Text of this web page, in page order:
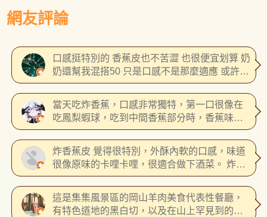
網友評論
口感挺特別的 香蕉皮也不苦澀 也很便宜划算 奶
奶還幫我混搭50 只是口感不是那麼適應 或許酥
皮可以改良得跟酥脆更好
當天吃炸香蕉，口感非常獨特，第一口很像在
吃鳳梨蝦球，吃到中間香蕉部分時，香蕉味道
非常重，愛吃香蕉的香蕉控們，非常推薦你們
吃看看，會有非常不一樣的感受，至於憂鬱黃
金船有興趣挑戰的朋友，可以現場問問看唷。
炸香蕉皮 覺得很特別，外酥內軟的口感，味道
很像原味的卡哩卡哩，很適合做下酒菜。 炸香
蕉 表皮炸得酥脆，鹹甜搭配很好吃，裡面保留
香蕉水份，油收得很乾淨。 回訪率⭐️⭐️⭐️⭐️ 性價
比⭐️⭐️⭐️⭐️
這是集集風景區的岡山羊肉美食代表性餐廳，
有特色道地的黑白切，以及在山上罕見到的鯊